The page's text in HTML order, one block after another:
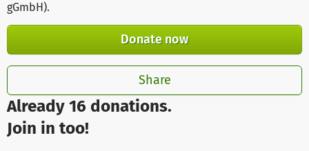
Already 16 donations.
Join in too!
gGmbH).
Donate now
Share